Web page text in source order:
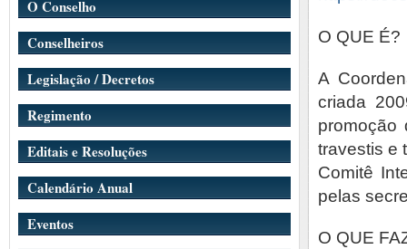
O QUE É?
A
criada
promoção
travestis e
Comitê
pelas
O QUE
O Conselho
Conselheiros
Legislação / Decretos
Regimento
Editais e Resoluções
Calendário Anual
Eventos